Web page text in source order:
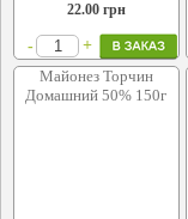
22.00грн
- +
Майонез Торчин
Домашний 50% 150г